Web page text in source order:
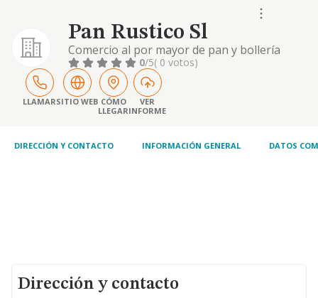
Pan Rustico Sl
Comercio al por mayor de pan y bollería
0/5( 0 votos)
LLAMARSITIO WEB CÓMO
LLEGAR
VER
INFORME
DIRECCIÓN Y CONTACTO INFORMACIÓN GENERAL DATOS
Dirección y contacto